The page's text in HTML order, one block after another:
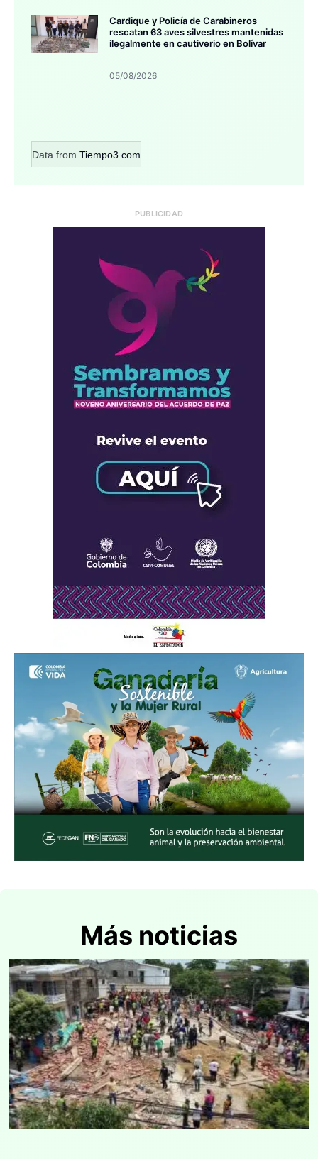
Cardique y Policía de Carabineros
rescatan 63 aves silvestres mantenidas
ilegalmente en cautiverio en Bolívar
05/08/2026
Data from Tiempo3.com
PUBLICIDAD
Más noticias